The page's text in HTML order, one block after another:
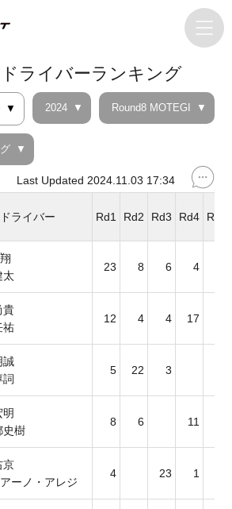
ライバーランキング
2024 Round8 MOTEGI
Last Updated 2024.11.03 17:34
ドライバー Rd1 Rd2 Rd3 Rd4 Rd5
太
23 8 6 4
貴
祐
12 4 4 17
誠
詞
5 22 3
明
史樹
8 6 11
京
ーノ・アレジ
4 23 1